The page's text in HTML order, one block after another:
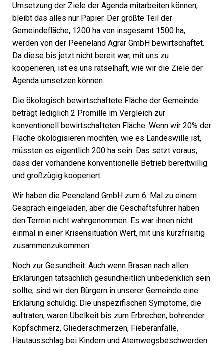
Umsetzung der Ziele der Agenda mitarbeiten können,
bleibt das alles nur Papier. Der größte Teil der
Gemeindefläche, 1200 ha von insgesamt 1500 ha,
werden von der Peeneland Agrar GmbH bewirtschaftet.
Da diese bis jetzt nicht bereit war, mit uns zu
kooperieren, ist es uns rätselhaft, wie wir die Ziele der
Agenda umsetzen können.
Die ökologisch bewirtschaftete Fläche der Gemeinde
beträgt lediglich 2 Promille im Vergleich zur
konventionell bewirtschafteten Fläche. Wenn wir 20% der
Fläche ökologisieren möchten, wie es Landeswille ist,
müssten es eigentlich 200 ha sein. Das setzt voraus,
dass der vorhandene konventionelle Betrieb bereitwillig
und großzügig kooperiert.
Wir haben die Peeneland GmbH zum 6. Mal zu einem
Gespräch eingeladen, aber die Geschäftsführer haben
den Termin nicht wahrgenommen. Es war ihnen nicht
einmal in einer Krisensituation Wert, mit uns kurzfrisitig
zusammenzukommen.
Noch zur Gesundheit: Auch wenn Brasan nach allen
Erklärungen tatsächlich gesundheitlich unbedenklich sein
sollte, sind wir den Bürgern in unserer Gemeinde eine
Erklärung schuldig. Die unspezifischen Symptome, die
auftraten, waren Übelkeit bis zum Erbrechen, bohrender
Kopfschmerz, Gliederschmerzen, Fieberanfälle,
Hautausschlag bei Kindern und Atemwegsbeschwerden.